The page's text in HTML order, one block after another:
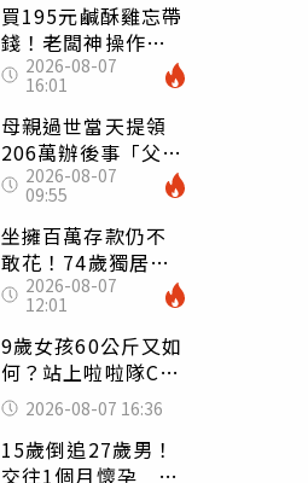
買195元鹹酥雞忘帶
錢！老闆神操作
「倒找5元」 全網
看哭：這就是台灣
2026-08-07
16:01
母親過世當天提領
206萬辦後事「父子
遭判刑」 律師：
搶錢先下手是罪
2026-08-07
09:55
坐擁百萬存款仍不
敢花！74歲獨居翁
「1餐只吃1片吐
司」 半年後暴瘦
嚇壞女兒
2026-08-07
12:01
9歲女孩60公斤又如
何？站上啦啦隊C位
驚艷全場 千萬網
友被圈粉
2026-08-07 16:36
15歲倒追27歲男！
交往1個月懷孕 36